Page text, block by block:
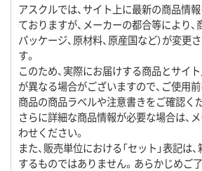
アスクルでは、サイト上に最新の商品情
ておりますが、メーカーの都合等により、
パッケージ、原材料、原産国など）が変更
す。
このため、実際にお届けする商品とサイ
が異なる場合がございますので、ご使用
商品の商品ラベルや注意書きをご確認く
さらに詳細な商品情報が必要な場合は、
わせください。
また、販売単位における「セット」表記は
するものではありません。あらかじめご